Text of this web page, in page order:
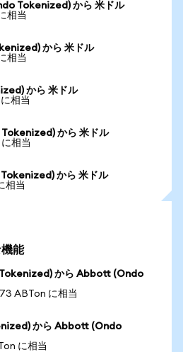
Tokenized) から 米ドル
相当
から 米ドル
相当
から 米ドル
相当
から 米ドル
相当
から 米ドル
相当
能
から Abbott (Ondo
ABTon に相当
から Abbott (Ondo
に相当